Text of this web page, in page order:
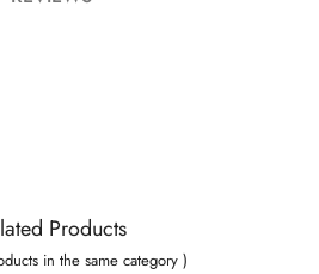
Products
in the same category )